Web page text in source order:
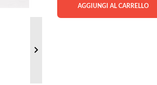

AGGIUNGI AL CARRELLO